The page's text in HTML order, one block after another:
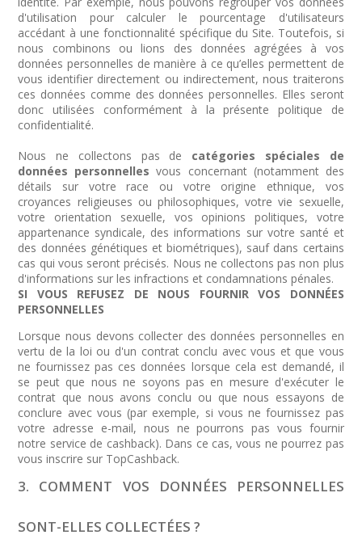
d'utilisation pour calculer le pourcentage d'utilisateurs
accédant à une fonctionnalité spécifique du Site. Toutefois, si
nous combinons ou lions des données agrégées à vos
données personnelles de manière à ce qu’elles permettent de
vous identifier directement ou indirectement, nous traiterons
ces données comme des données personnelles. Elles seront
donc utilisées conformément à la présente politique de
confidentialité.
Nous ne collectons pas de catégories spéciales de
données personnelles vous concernant (notamment des
détails sur votre race ou votre origine ethnique, vos
croyances religieuses ou philosophiques, votre vie sexuelle,
votre orientation sexuelle, vos opinions politiques, votre
appartenance syndicale, des informations sur votre santé et
des données génétiques et biométriques), sauf dans certains
cas qui vous seront précisés. Nous ne collectons pas non plus
d'informations sur les infractions et condamnations pénales.
SI VOUS REFUSEZ DE NOUS FOURNIR VOS DONNÉES
PERSONNELLES
Lorsque nous devons collecter des données personnelles en
vertu de la loi ou d'un contrat conclu avec vous et que vous
ne fournissez pas ces données lorsque cela est demandé, il
se peut que nous ne soyons pas en mesure d'exécuter le
contrat que nous avons conclu ou que nous essayons de
conclure avec vous (par exemple, si vous ne fournissez pas
votre adresse e-mail, nous ne pourrons pas vous fournir
notre service de cashback). Dans ce cas, vous ne pourrez pas
vous inscrire sur TopCashback.
3. COMMENT VOS DONNÉES PERSONNELLES
SONT-ELLES COLLECTÉES ?